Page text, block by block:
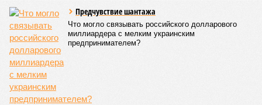
Предчувствие шантажа
Что могло связывать российского долларового
миллиардера с мелким украинским
предпринимателем?